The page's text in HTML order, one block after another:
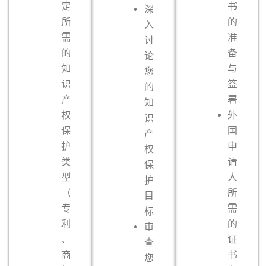
定
所
需
的
知
识
产
权
保
护
类
型
（
专
利
、
商
深
入
讨
论
您
的
知
识
产
权
保
护
目
标
审
查
您
书
的
准
备
与
签
署
外
国
申
请
人
所
需
的
证
书